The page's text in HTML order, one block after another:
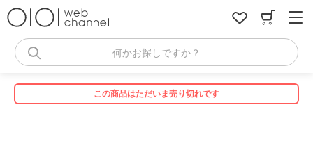
何かお探しですか？
この商品はただいま売り切れです